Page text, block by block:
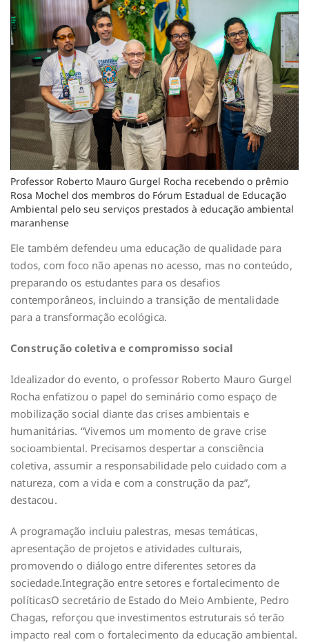
Professor Roberto Mauro Gurgel Rocha recebendo o prêmio
Rosa Mochel dos membros do Fórum Estadual de Educação
Ambiental pelo seu serviços prestados à educação ambiental
maranhense
Ele também defendeu uma educação de qualidade para
todos, com foco não apenas no acesso, mas no conteúdo,
preparando os estudantes para os desafios
contemporâneos, incluindo a transição de mentalidade
para a transformação ecológica.
Construção coletiva e compromisso social
Idealizador do evento, o professor Roberto Mauro Gurgel
Rocha enfatizou o papel do seminário como espaço de
mobilização social diante das crises ambientais e
humanitárias. “Vivemos um momento de grave crise
socioambiental. Precisamos despertar a consciência
coletiva, assumir a responsabilidade pelo cuidado com a
natureza, com a vida e com a construção da paz”,
destacou.
A programação incluiu palestras, mesas temáticas,
apresentação de projetos e atividades culturais,
promovendo o diálogo entre diferentes setores da
sociedade.Integração entre setores e fortalecimento de
políticasO secretário de Estado do Meio Ambiente, Pedro
Chagas, reforçou que investimentos estruturais só terão
impacto real com o fortalecimento da educação ambiental.